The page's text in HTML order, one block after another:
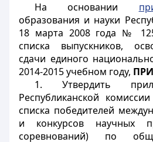
На основании
образования и науки
18 марта 2008 года №
списка выпускников,
сдачи единого
2014-2015 учебном году,
1. Утвердить
Республиканской
списка победителей
и конкурсов научных
соревнований) по